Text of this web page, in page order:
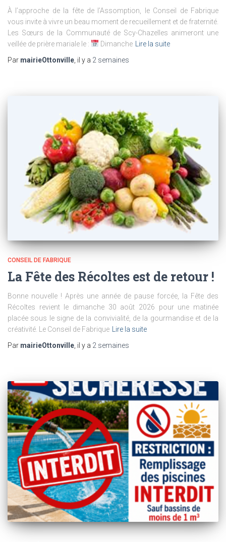
À l’approche de la fête de l’Assomption, le Conseil de Fabrique
vous invite à vivre un beau moment de recueillement et de fraternité.
Les Sœurs de la Communauté de Scy-Chazelles animeront une
veillée de prière mariale le :
Dimanche
Lire la suite
Par mairieOttonville , il y a 2 semaines
CONSEIL DE FABRIQUE
La Fête des Récoltes est de retour !
Bonne nouvelle ! Après une année de pause forcée, la Fête des
Récoltes revient le dimanche 30 août 2026 pour une matinée
placée sous le signe de la convivialité, de la gourmandise et de la
créativité. Le Conseil de Fabrique
Lire la suite
Par mairieOttonville , il y a 2 semaines